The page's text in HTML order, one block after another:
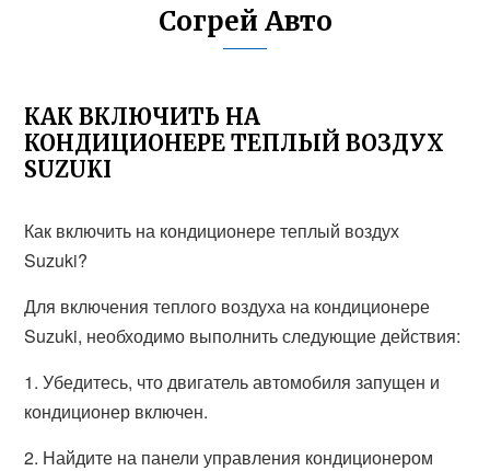
Согрей Авто
КАК ВКЛЮЧИТЬ НА
КОНДИЦИОНЕРЕ ТЕПЛЫЙ ВОЗДУХ
SUZUKI
Как включить на кондиционере теплый воздух
Suzuki?
Для включения теплого воздуха на кондиционере
Suzuki, необходимо выполнить следующие действия:
1. Убедитесь, что двигатель автомобиля запущен и
кондиционер включен.
2. Найдите на панели управления кондиционером